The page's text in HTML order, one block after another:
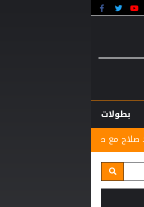
بطولات
لجنة أوضاع اللاعبين تصدر